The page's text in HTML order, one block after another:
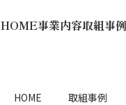
HOME事業内容取組事例
HOME 取組事例